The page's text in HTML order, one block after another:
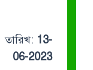
তারিখ: 13-
06-2023